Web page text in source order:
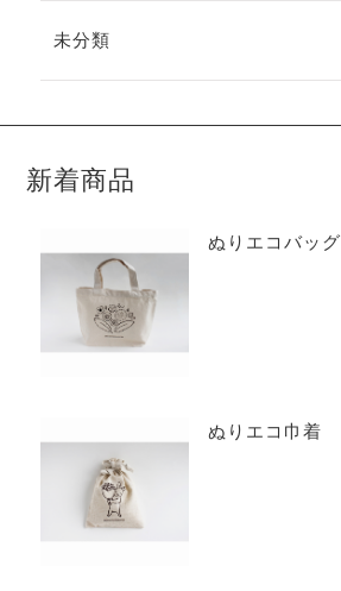
未分類
新着商品
ぬりエコバッグ
ぬりエコ巾着